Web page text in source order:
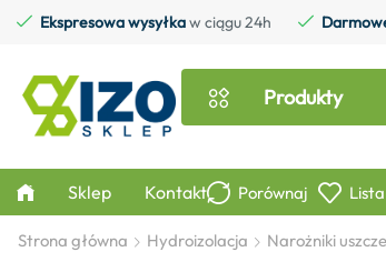
Ekspresowa wysyłkaw ciągu 24h
Produkty
Sklep Kontakt Porównaj
Strona główna Hydroizolacja Narożniki